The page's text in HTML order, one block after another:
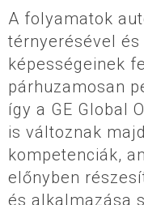
A folyamatok
térnyerésével
képességeinek
párhuzamosan
így a GE Global
is változnak
kompetenciák,
előnyben
és alkalmazása